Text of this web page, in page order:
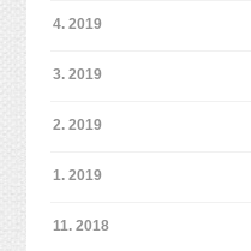
4. 2019
3. 2019
2. 2019
1. 2019
11. 2018